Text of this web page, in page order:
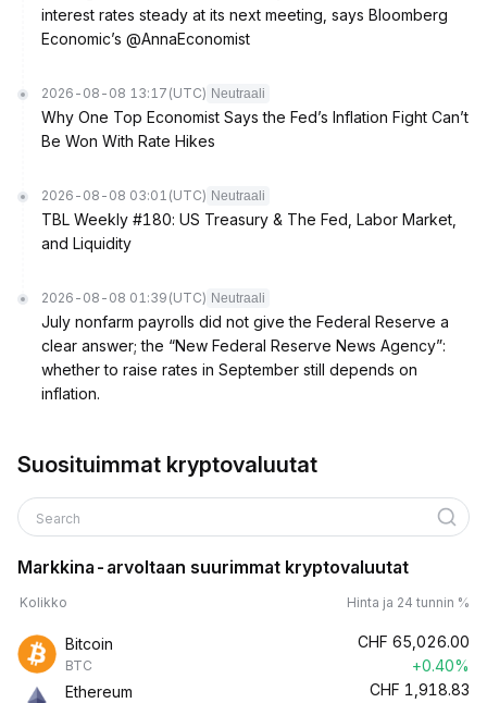
interest rates steady at its next meeting, says Bloomberg
Economic’s @AnnaEconomist
2026-08-08 13:17 (UTC) Neutraali
Why One Top Economist Says the Fed’s Inflation Fight Can’t
Be Won With Rate Hikes
2026-08-08 03:01 (UTC) Neutraali
TBL Weekly #180: US Treasury & The Fed, Labor Market,
and Liquidity
2026-08-08 01:39 (UTC) Neutraali
July nonfarm payrolls did not give the Federal Reserve a
clear answer; the “New Federal Reserve News Agency”:
whether to raise rates in September still depends on
inflation.
Suosituimmat kryptovaluutat
Search
Markkina-arvoltaan suurimmat kryptovaluutat
Kolikko Hinta ja 24 tunnin %
Bitcoin
BTC
CHF 65,026.00
+0.40%
Ethereum
CHF 1,918.83